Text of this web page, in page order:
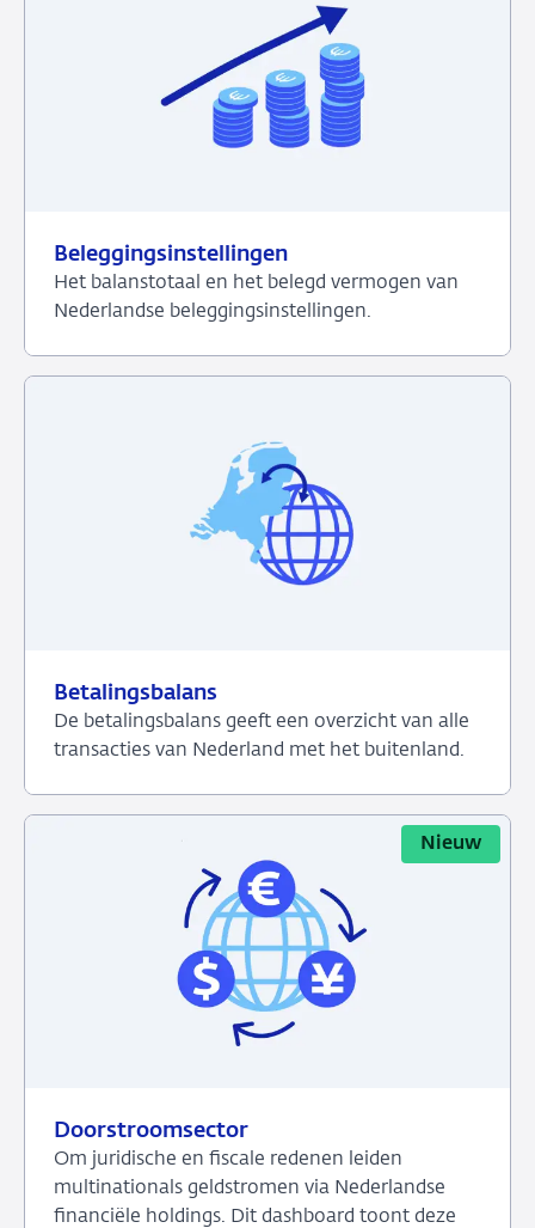
Beleggingsinstellingen
Het balanstotaal en het belegd vermogen van
Nederlandse beleggingsinstellingen.
Beleggingsinstellingen
Betalingsbalans
De betalingsbalans geeft een overzicht van alle
transacties van Nederland met het buitenland.
Betalingsbalans
Doorstroomsector
Nieuw
Om juridische en fiscale redenen leiden
multinationals geldstromen via Nederlandse
financiële holdings. Dit dashboard toont deze